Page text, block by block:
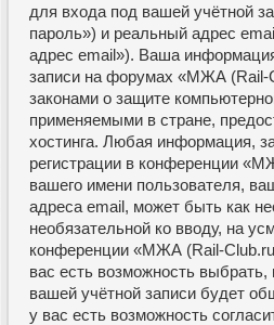
для входа под вашей учётной
пароль») и реальный адрес
адрес email»). Ваша
записи на форумах «МЖА (Rail-
законами о защите
применяемыми в стране,
хостинга. Любая информация,
регистрации в конференции
вашего имени пользователя,
адреса email, может быть как
необязательной ко вводу, на
конференции «МЖА (Rail-
вас есть возможность
вашей учётной записи будет
у вас есть возможность